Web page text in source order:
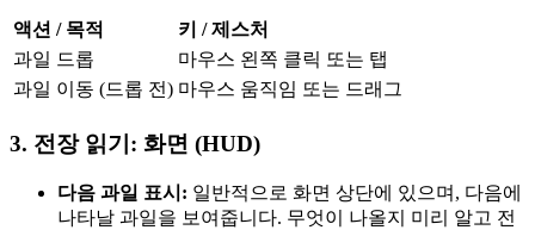
액션 / 목적
키 / 제스처
과일 드롭
마우스 왼쪽 클릭 또는 탭
과일 이동 (드롭 전) 마우스 움직임 또는 드래그
3. 전장 읽기: 화면 (HUD)
다음 과일 표시: 일반적으로 화면 상단에 있으며, 다음에
나타날 과일을 보여줍니다. 무엇이 나올지 미리 알고 전